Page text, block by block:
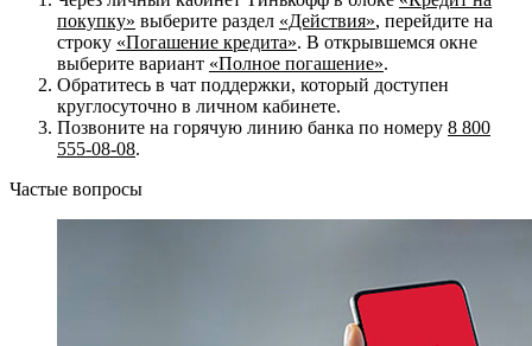
покупку» выберите раздел «Действия», перейдите на
строку «Погашение кредита». В открывшемся окне
выберите вариант «Полное погашение».
Обратитесь в чат поддержки, который доступен
круглосуточно в личном кабинете.
Позвоните на горячую линию банка по номеру 8 800
555-08-08.
Частые вопросы